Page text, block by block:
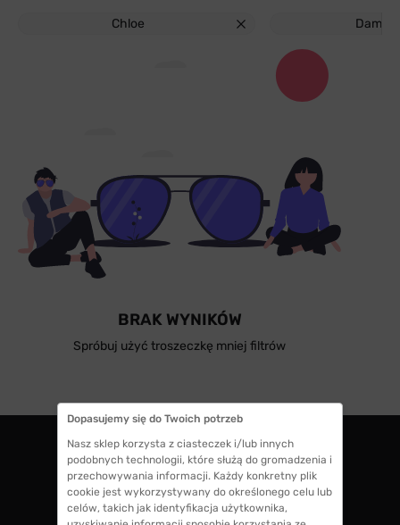
Chloe
BRAK WYNIKÓW
Spróbuj użyć troszeczkę mniej filtrów
ZWROTY DO 14 DNI
masz 14 dni na decyzję czy chcesz zostawić
swoje okulary czy zwrócisz
Dopasujemy się do Twoich potrzeb
Nasz sklep korzysta z ciasteczek i/lub innych
podobnych technologii, które służą do gromadzenia i
przechowywania informacji. Każdy konkretny plik
cookie jest wykorzystywany do określonego celu lub
celów, takich jak identyfikacja użytkownika,